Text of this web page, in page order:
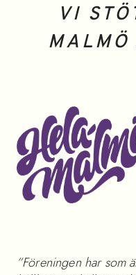
VI
”Föreningen har som